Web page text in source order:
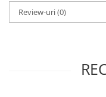
Pahare
Tavite
Review-uri(0)